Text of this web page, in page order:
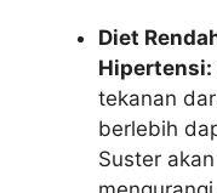
Diet
Hipertensi:
tekanan
berlebih
Suster